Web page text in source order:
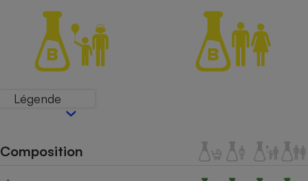
Légende
Composition
Lave-linge
Plaque de cuisson à
Smartphone
Antimoustique